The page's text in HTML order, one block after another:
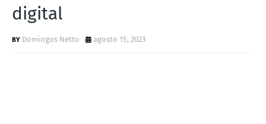
digital
Domingos Netto agosto 15, 2023